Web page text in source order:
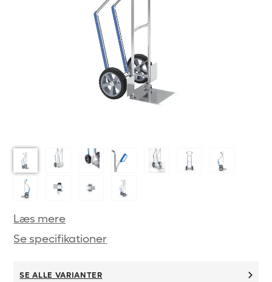
Læs mere
Se specifikationer
SE ALLE VARIANTER